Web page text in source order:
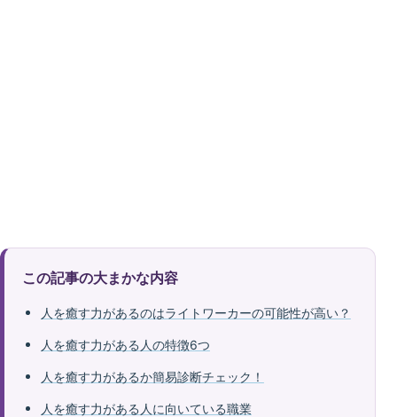
この記事の大まかな内容
人を癒す力があるのはライトワーカーの可能性が高い？
人を癒す力がある人の特徴6つ
人を癒す力があるか簡易診断チェック！
人を癒す力がある人に向いている職業